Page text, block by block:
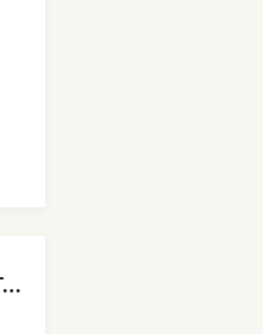
Hike and Fresh Air 🏞️ Trail-Ready Indie Folk & Acoustic